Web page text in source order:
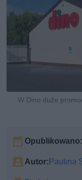
W Dino duże
Opublikowano:
Autor:Paulina